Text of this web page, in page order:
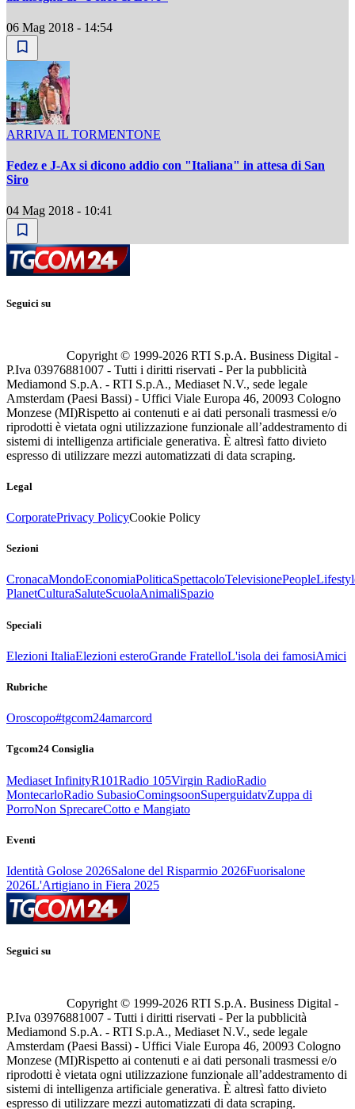
06 Mag 2018 - 14:54
ARRIVA IL TORMENTONE
Fedez e J-Ax si dicono addio con "Italiana" in attesa di San
Siro
04 Mag 2018 - 10:41
Seguici su
Copyright © 1999-2026 RTI S.p.A. Business Digital -
P.Iva 03976881007 - Tutti i diritti riservati - Per la pubblicità
Mediamond S.p.A. - RTI S.p.A., Mediaset N.V., sede legale
Amsterdam (Paesi Bassi) - Uffici Viale Europa 46, 20093 Cologno
Monzese (MI)Rispetto ai contenuti e ai dati personali trasmessi e/o
riprodotti è vietata ogni utilizzazione funzionale all’addestramento di
sistemi di intelligenza artificiale generativa. È altresì fatto divieto
espresso di utilizzare mezzi automatizzati di data scraping.
Legal
CorporatePrivacy PolicyCookie Policy
Sezioni
CronacaMondoEconomiaPoliticaSpettacoloTelevisionePeople
PlanetCulturaSaluteScuolaAnimaliSpazio
Speciali
Elezioni ItaliaElezioni esteroGrande FratelloL'isola dei famosiAmici
Rubriche
Oroscopo#tgcom24amarcord
Tgcom24 Consiglia
Mediaset InfinityR101Radio 105Virgin RadioRadio
MontecarloRadio SubasioComingsoonSuperguidatvZuppa di
PorroNon SprecareCotto e Mangiato
Eventi
Identità Golose 2026Salone del Risparmio 2026Fuorisalone
2026L'Artigiano in Fiera 2025
Seguici su
Copyright © 1999-2026 RTI S.p.A. Business Digital -
P.Iva 03976881007 - Tutti i diritti riservati - Per la pubblicità
Mediamond S.p.A. - RTI S.p.A., Mediaset N.V., sede legale
Amsterdam (Paesi Bassi) - Uffici Viale Europa 46, 20093 Cologno
Monzese (MI)Rispetto ai contenuti e ai dati personali trasmessi e/o
riprodotti è vietata ogni utilizzazione funzionale all’addestramento di
sistemi di intelligenza artificiale generativa. È altresì fatto divieto
espresso di utilizzare mezzi automatizzati di data scraping.